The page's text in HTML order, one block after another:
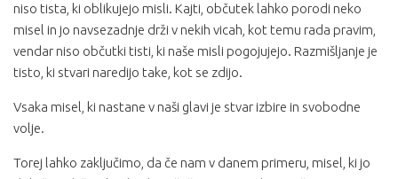
niso tista, ki oblikujejo misli. Kajti, občutek lahko porodi neko
misel in jo navsezadnje drži v nekih vicah, kot temu rada pravim,
vendar niso občutki tisti, ki naše misli pogojujejo. Razmišljanje je
tisto, ki stvari naredijo take, kot se zdijo.
Vsaka misel, ki nastane v naši glavi je stvar izbire in svobodne
volje.
Torej lahko zaključimo, da če nam v danem primeru, misel, ki jo